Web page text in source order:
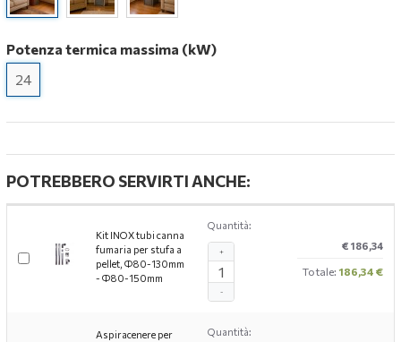
Potenza termica massima (kW)
24
POTREBBERO SERVIRTI ANCHE:
Kit INOX tubi canna
fumaria per stufa a
pellet, Ф80-130mm
- Ф80-150mm
Quantità:
-
+ € 186,34
Totale: 186,34 €
Aspiracenere per
Quantità: